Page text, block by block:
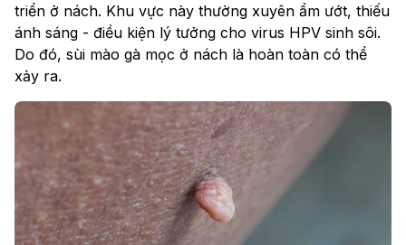
triển ở nách. Khu vực này thường xuyên ẩm ướt, thiếu
ánh sáng - điều kiện lý tưởng cho virus HPV sinh sôi.
Do đó, sùi mào gà mọc ở nách là hoàn toàn có thể
xảy ra.